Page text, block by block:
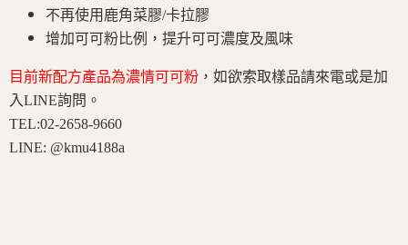
不再使用鹿角菜膠/卡拉膠
增加可可粉比例，提升可可濃度及風味
目前新配方產品為濃情可可粉 ，如欲索取樣品請來電或是加
入LINE詢問。
TEL:02-2658-9660
LINE: @kmu4188a